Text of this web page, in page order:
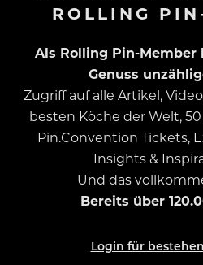
ROLLING
Als Rolling Pin-
Genuss
Zugriff auf alle Artikel,
besten Köche der Welt,
Pin.Convention Tickets,
Insights &
Und das
Bereits über
Login für